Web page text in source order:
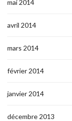
mai 2014
avril 2014
mars 2014
février 2014
janvier 2014
décembre 2013